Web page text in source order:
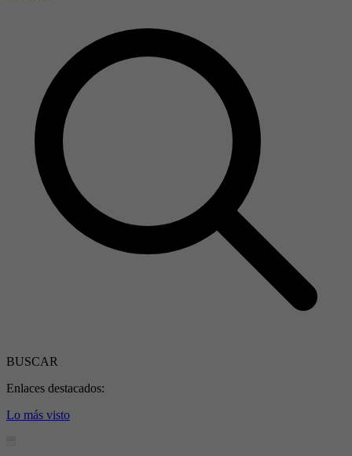
BUSCAR
Enlaces destacados:
Lo más visto